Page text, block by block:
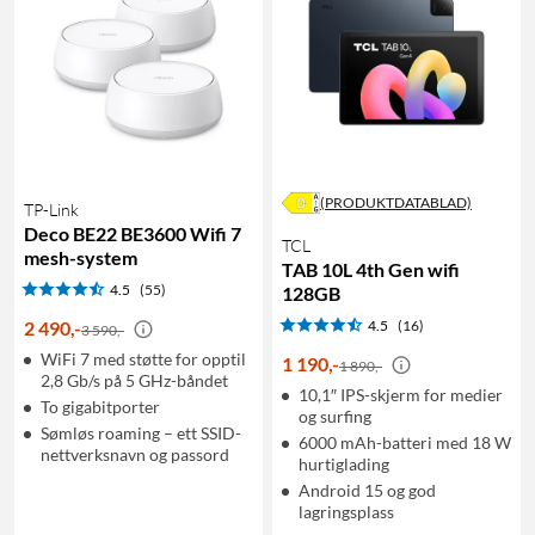
TP-Link
Deco BE22 BE3600 Wifi 7
mesh-system
4.5 (55)
2 490,-3 590,-
WiFi 7 med støtte for opptil
2,8 Gb/s på 5 GHz-båndet
To gigabitporter
Sømløs roaming – ett SSID-
nettverksnavn og passord
(PRODUKTDATABLAD)
TCL
TAB 10L 4th Gen wifi
128GB
4.5 (16)
1 190,-1 890,-
10,1″ IPS-skjerm for medier
og surfing
6000 mAh-batteri med 18 W
hurtiglading
Android 15 og god
lagringsplass